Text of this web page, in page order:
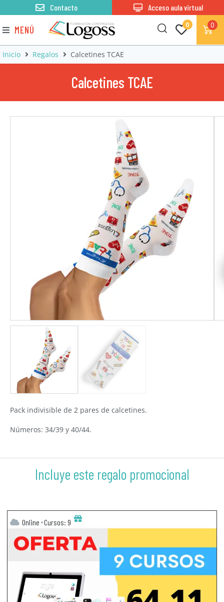
MENÚ 0 0
Contacto Acceso aula virtual
Inicio Regalos Calcetines TCAE
Calcetines TCAE
Pack indivisible de 2 pares de calcetines.
Números: 34/39 y 40/44.
Incluye este regalo promocional
Online Cursos: 9